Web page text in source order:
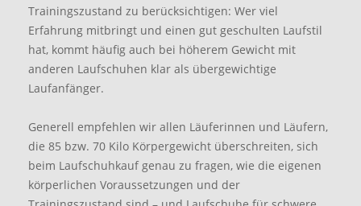
Trainingszustand zu berücksichtigen: Wer viel
Erfahrung mitbringt und einen gut geschulten Laufstil
hat, kommt häufig auch bei höherem Gewicht mit
anderen Laufschuhen klar als übergewichtige
Laufanfänger.
Generell empfehlen wir allen Läuferinnen und Läufern,
die 85 bzw. 70 Kilo Körpergewicht überschreiten, sich
beim Laufschuhkauf genau zu fragen, wie die eigenen
körperlichen Voraussetzungen und der